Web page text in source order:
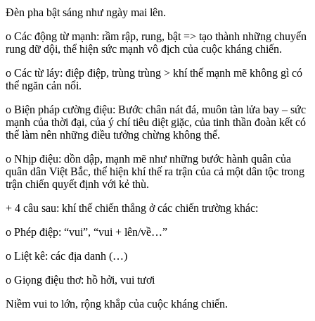
Đèn pha bật sáng như ngày mai lên.
o Các động từ mạnh: rầm rập, rung, bật => tạo thành những chuyển
rung dữ dội, thể hiện sức mạnh vô địch của cuộc kháng chiến.
o Các từ láy: điệp điệp, trùng trùng > khí thế mạnh mẽ không gì có
thể ngăn cản nổi.
o Biện pháp cường điệu: Bước chân nát đá, muôn tàn lửa bay – sức
mạnh của thời đại, của ý chí tiêu diệt giặc, của tinh thần đoàn kết có
thể làm nên những điều tưởng chừng không thể.
o Nhịp điệu: dồn dập, mạnh mẽ như những bước hành quân của
quân dân Việt Bắc, thể hiện khí thế ra trận của cả một dân tộc trong
trận chiến quyết định với kẻ thù.
+ 4 câu sau: khí thế chiến thắng ở các chiến trường khác:
o Phép điệp: “vui”, “vui + lên/về…”
o Liệt kê: các địa danh (…)
o Giọng điệu thơ: hồ hởi, vui tươi
Niềm vui to lớn, rộng khắp của cuộc kháng chiến.